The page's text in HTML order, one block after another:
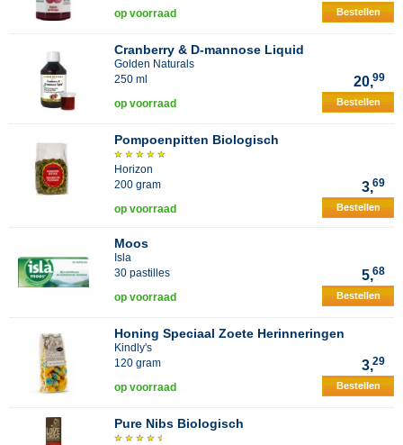
op voorraad Bestellen
Cranberry & D-mannose Liquid
Golden Naturals
250 ml
20,99
op voorraad Bestellen
Pompoenpitten Biologisch
Horizon
200 gram
3,69
op voorraad Bestellen
Moos
Isla
30 pastilles
5,68
op voorraad Bestellen
Honing Speciaal Zoete Herinneringen
Kindly's
120 gram
3,29
op voorraad Bestellen
Pure Nibs Biologisch